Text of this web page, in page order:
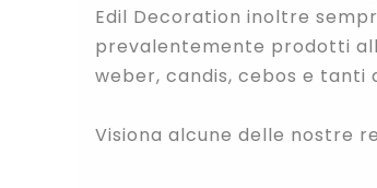
Edil Decoration inoltre
prevalentemente prodotti
weber, candis, cebos e
Visiona alcune delle nostre